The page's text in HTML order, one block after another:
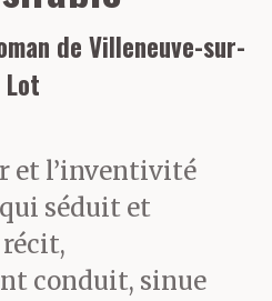
de Villeneuve-sur-
Lot
et l’inventivité
séduit et
conduit, sinue